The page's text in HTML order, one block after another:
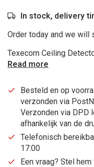
In stock, delivery
Order today and we will
Texecom Ceiling
Read more
Besteld en op
verzonden via
Verzonden via DPD
afhankelijk van de
Telefonisch
17:00
Een vraag? Stel